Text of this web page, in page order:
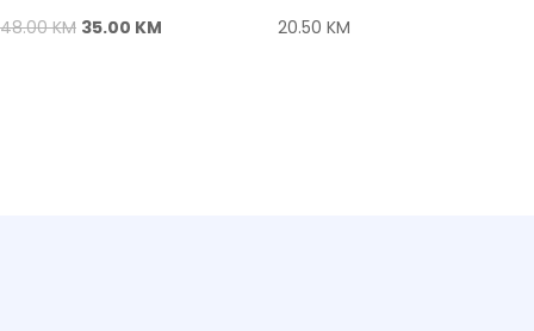
48.00KM 35.00 KM 20.50 KM